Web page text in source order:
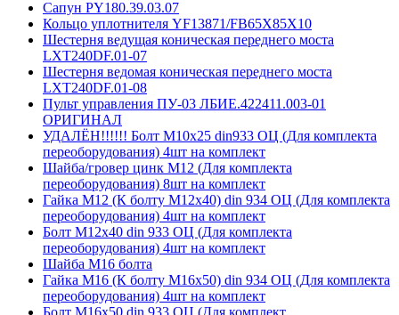
Сапун PY180.39.03.07
Кольцо уплотнителя YF13871/FB65X85X10
Шестерня ведущая коническая переднего моста
LXT240DF.01-07
Шестерня ведомая коническая переднего моста
LXT240DF.01-08
Пульт управления ПУ-03 ЛБИЕ.422411.003-01
ОРИГИНАЛ
УДАЛЁН!!!!!! Болт М10х25 din933 ОЦ (Для комплекта
переоборудования) 4шт на комплект
Шайба/гровер цинк М12 (Для комплекта
переоборудования) 8шт на комплект
Гайка М12 (К болту М12х40) din 934 ОЦ (Для комплекта
переоборудования) 4шт на комплект
Болт М12х40 din 933 ОЦ (Для комплекта
переоборудования) 4шт на комплект
Шайба М16 болта
Гайка М16 (К болту М16х50) din 934 ОЦ (Для комплекта
переоборудования) 4шт на комплект
Болт М16х50 din 933 ОЦ (Для комплект